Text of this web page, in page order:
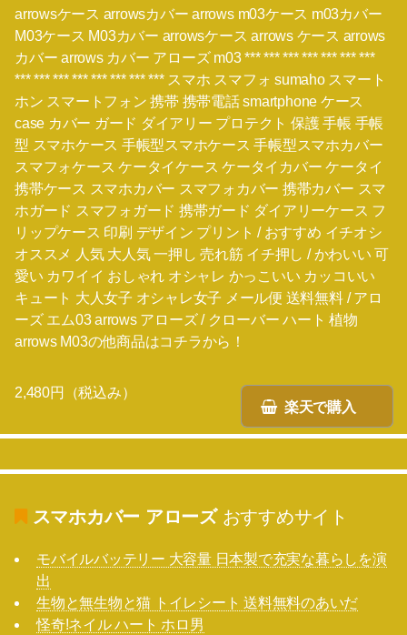
arrowsケース arrowsカバー arrows m03ケース m03カバー
M03ケース M03カバー arrowsケース arrows ケース arrows
カバー arrows カバー アローズ m03 *** *** *** *** *** *** ***
*** *** *** *** *** *** *** *** スマホ スマフォ sumaho スマート
ホン スマートフォン 携帯 携帯電話 smartphone ケース
case カバー ガード ダイアリー プロテクト 保護 手帳 手帳
型 スマホケース 手帳型スマホケース 手帳型スマホカバー
スマフォケース ケータイケース ケータイカバー ケータイ
携帯ケース スマホカバー スマフォカバー 携帯カバー スマ
ホガード スマフォガード 携帯ガード ダイアリーケース フ
リップケース 印刷 デザイン プリント / おすすめ イチオシ
オススメ 人気 大人気 一押し 売れ筋 イチ押し / かわいい 可
愛い カワイイ おしゃれ オシャレ かっこいい カッコいい
キュート 大人女子 オシャレ女子 メール便 送料無料 / アロ
ーズ エム03 arrows アローズ / クローバー ハート 植物
arrows M03の他商品はコチラから！
楽天で購入
2,480円（税込み）
スマホカバー アローズおすすめサイト
モバイルバッテリー 大容量 日本製で充実な暮らしを演
出
生物と無生物と猫 トイレシート 送料無料のあいだ
怪奇!ネイル ハート ホロ男